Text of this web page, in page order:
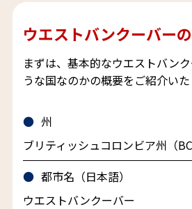
ウエストバンクーバー
まずは、基本的なウエストバン
うな国なのかの概要をご紹介いた
州
ブリティッシュコロンビア州（BC
都市名（日本語）
ウエストバンクーバー